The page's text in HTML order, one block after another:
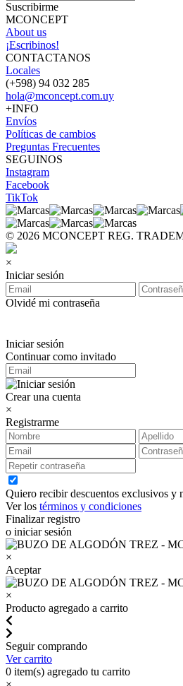
Suscribirme
MCONCEPT
About us
¡Escribinos!
CONTACTANOS
Locales
(+598) 94 032 285
hola@mconcept.com.uy
+INFO
Envíos
Políticas de cambios
Preguntas Frecuentes
SEGUINOS
Instagram
Facebook
TikTok
© 2026 MCONCEPT REG.
×
Iniciar sesión
Olvidé mi contraseña
Iniciar sesión
Continuar como invitado
Crear una cuenta
×
Registrarme
Quiero recibir descuentos exclusivos y
Ver los términos y condiciones
Finalizar registro
o iniciar sesión
×
Aceptar
×
Producto agregado a carrito
Seguir comprando
Ver carrito
0 item(s) agregado tu carrito